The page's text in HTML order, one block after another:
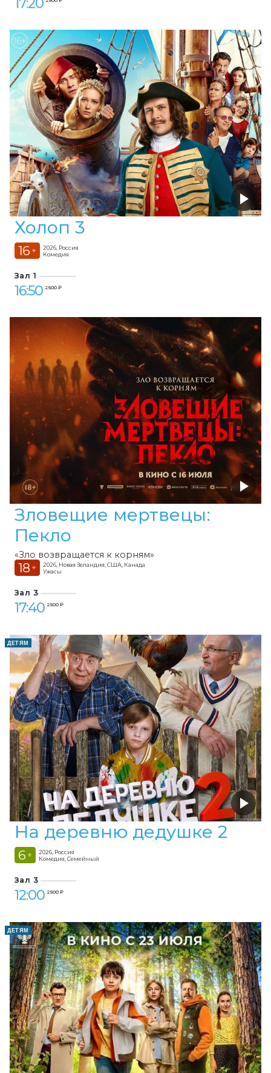
Холоп 3
16 +
2026, Россия
Комедия
Зал 1
16:50 2 500 ₽
Зловещие мертвецы:
Пекло
«Зло возвращается к корням»
18 +
2026, Новая Зеландия, США, Канада
Ужасы
Зал 3
17:40 2 500 ₽
ДЕТЯМ
На деревню дедушке 2
6 +
2026, Россия
Комедия, Семейный
Зал 3
12:00 2 500 ₽
ДЕТЯМ